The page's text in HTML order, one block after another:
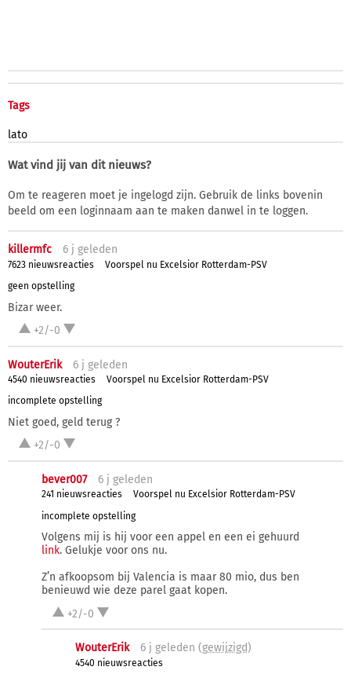
Tags
lato
Wat vind jij van dit nieuws?
Om te reageren moet je ingelogd zijn. Gebruik de links bovenin
beeld om een loginnaam aan te maken danwel in te loggen.
killermfc 6 j geleden
7623 nieuwsreacties
Voorspel nu Excelsior Rotterdam-PSV
geen opstelling
Bizar weer.
+2/-0
WouterErik 6 j geleden
4540 nieuwsreacties
Voorspel nu Excelsior Rotterdam-PSV
incomplete opstelling
Niet goed, geld terug ?
+2/-0
bever007 6 j geleden
241 nieuwsreacties
Voorspel nu Excelsior Rotterdam-PSV
incomplete opstelling
Volgens mij is hij voor een appel en een ei gehuurd
link. Gelukje voor ons nu.
Z’n afkoopsom bij Valencia is maar 80 mio, dus ben
benieuwd wie deze parel gaat kopen.
+2/-0
WouterErik 6 j geleden (gewijzigd)
4540 nieuwsreacties